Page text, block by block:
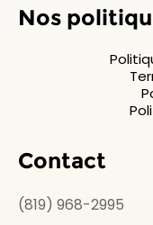
Contact
(819) 968-2995
Nos